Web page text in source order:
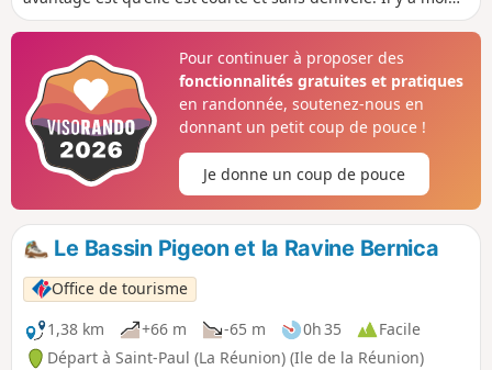
de vestiges de la voie ferrée dans cette zone, mais ceux qui
pour la plupart. Cette randonnée traverse deux villes ayant
pas mal d’attraits culturels : la première étant Saint-Paul, et
la deuxième le Port, qui recèle bien plus de trésor qu'il n'y
parait.
Pour continuer à proposer des
fonctionnalités gratuites et pratiques
en randonnée, soutenez-nous en
donnant un petit coup de pouce !
Je donne un coup de pouce
Le Bassin Pigeon et la Ravine Bernica
Office de tourisme
1,38 km
+66 m -65 m 0h 35
Facile
Départ à Saint-Paul (La Réunion) (Ile de la Réunion)